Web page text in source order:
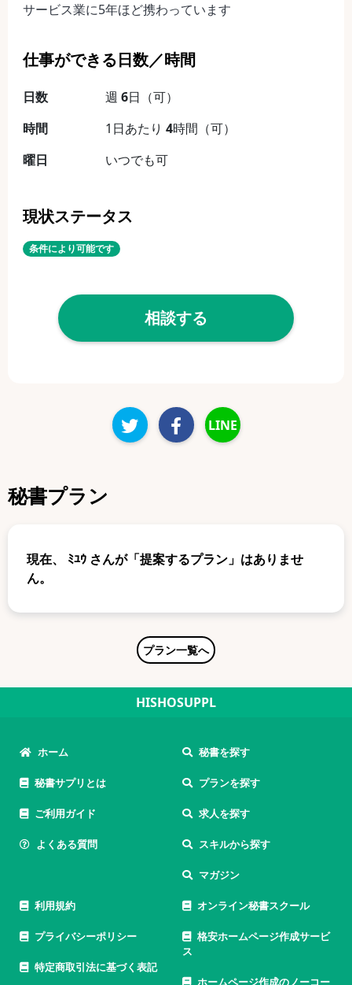
サービス業に5年ほど携わっています
仕事ができる日数／時間
日数 週6日（可）
時間
1日あたり4時間（可）
曜日
いつでも可
現状ステータス
条件により可能です
相談する
LINE
秘書プラン
現在、 ﾐﾕｳ さんが「提案するプラン」はありませ
ん。
プラン一覧へ
HISHOSUPPL
ホーム
秘書サプリとは
ご利用ガイド
よくある質問
秘書を探す
プランを探す
求人を探す
スキルから探す
マガジン
利用規約
プライバシーポリシー
特定商取引法に基づく表記
オンライン秘書スクール
格安ホームページ作成サービ
ス
ホームページ作成のノーコー